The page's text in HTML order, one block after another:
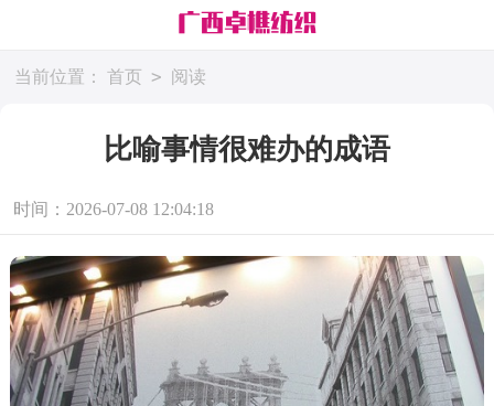
当前位置： 首页 > 阅读
比喻事情很难办的成语
时间：2026-07-08 12:04:18